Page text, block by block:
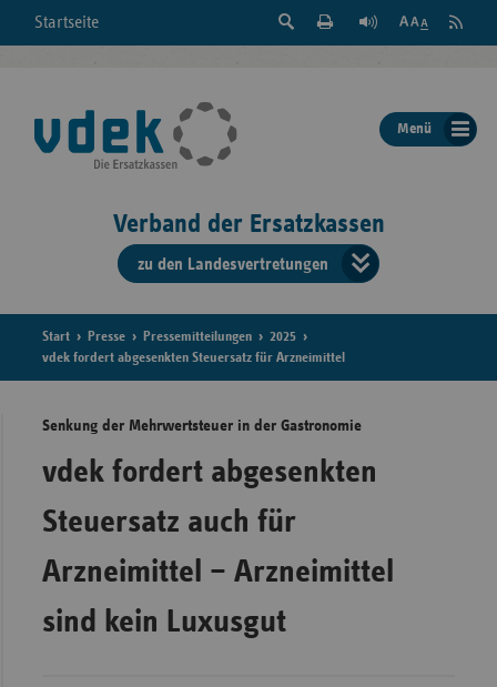
Startseite
Suche
der
Seite
Feed
Menü
Verband der Ersatzkassen
zu den Landesvertretungen
der
Start Presse Pressemitteilungen
2025
vdek fordert abgesenkten Steuersatz für Arzneimittel
Senkung der Mehrwertsteuer in der Gastronomie
vdek fordert abgesenkten
Steuersatz auch für
Arzneimittel – Arzneimittel
sind kein Luxusgut